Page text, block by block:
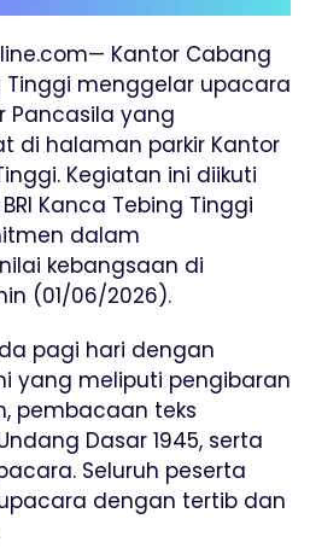
Kantor Cabang
Tinggi menggelar upacara
Pancasila yang
di halaman parkir Kantor
Kegiatan ini diikuti
Kanca Tebing Tinggi
dalam
kebangsaan di
(01/06/2026).
pagi hari dengan
yang meliputi pengibaran
pembacaan teks
Dasar 1945, serta
Seluruh peserta
dengan tertib dan